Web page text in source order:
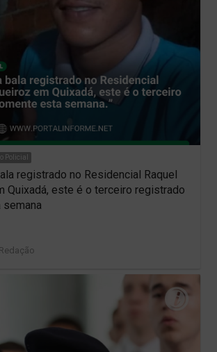
Policial
registrado no Residencial Raquel
Quixadá, este é o terceiro registrado
Author
Redação